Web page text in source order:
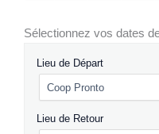
Sélectionnez vos dates
Lieu de Départ
Lieu de Retour